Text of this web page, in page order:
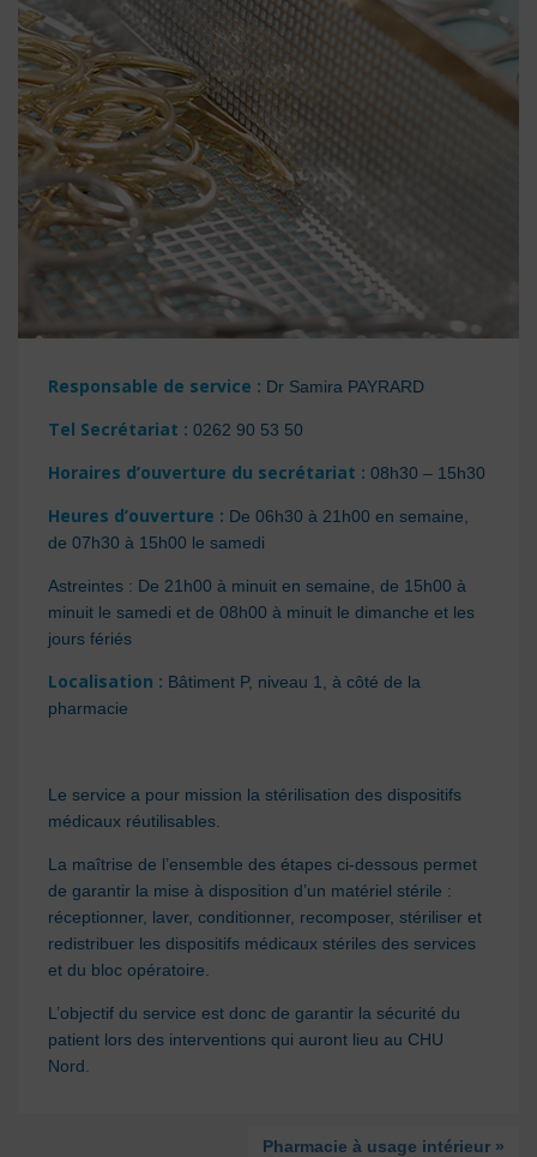
Responsable de service : Dr Samira PAYRARD
Tel Secrétariat : 0262 90 53 50
Horaires d’ouverture du secrétariat : 08h30 – 15h30
Heures d’ouverture : De 06h30 à 21h00 en semaine,
de 07h30 à 15h00 le samedi
Astreintes : De 21h00 à minuit en semaine, de 15h00 à
minuit le samedi et de 08h00 à minuit le dimanche et les
jours fériés
Localisation : Bâtiment P, niveau 1, à côté de la
pharmacie
Le service a pour mission la stérilisation des dispositifs
médicaux réutilisables.
La maîtrise de l’ensemble des étapes ci-dessous permet
de garantir la mise à disposition d’un matériel stérile :
réceptionner, laver, conditionner, recomposer, stériliser et
redistribuer les dispositifs médicaux stériles des services
et du bloc opératoire.
L’objectif du service est donc de garantir la sécurité du
patient lors des interventions qui auront lieu au CHU
Nord.
Pharmacie à usage intérieur »